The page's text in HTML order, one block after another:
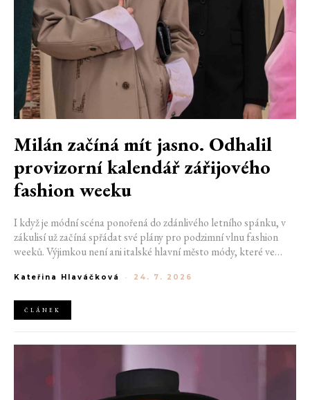
Milán začíná mít jasno. Odhalil
provizorní kalendář zářijového
fashion weeku
I když je módní scéna ponořená do zdánlivého letního spánku, v
zákulisí už začíná spřádat své plány pro podzimní vlnu fashion
weeků. Výjimkou není ani italské hlavní město módy, které ve
22. do 28. září přivítá tradiční jména, pozornost však zaměří
Moschino.
Kateřina Hlaváčková - 24. 7. 2026
ČLÁNEK